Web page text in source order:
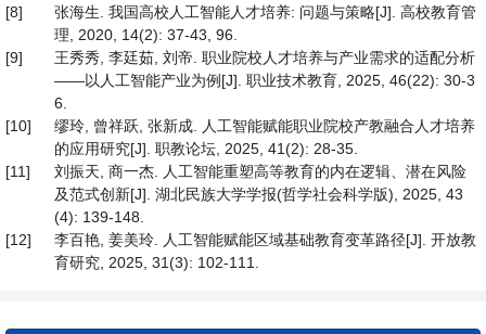
[8]
张海生. 我国高校人工智能人才培养: 问题与策略[J]. 高校教育管
理, 2020, 14(2): 37-43, 96.
[9]
王秀秀, 李廷茹, 刘帝. 职业院校人才培养与产业需求的适配分析
——以人工智能产业为例[J]. 职业技术教育, 2025, 46(22): 30-3
6.
[10]
缪玲, 曾祥跃, 张新成. 人工智能赋能职业院校产教融合人才培养
的应用研究[J]. 职教论坛, 2025, 41(2): 28-35.
[11]
刘振天, 商一杰. 人工智能重塑高等教育的内在逻辑、潜在风险
及范式创新[J]. 湖北民族大学学报(哲学社会科学版), 2025, 43
(4): 139-148.
[12]
李百艳, 姜美玲. 人工智能赋能区域基础教育变革路径[J]. 开放教
育研究, 2025, 31(3): 102-111.